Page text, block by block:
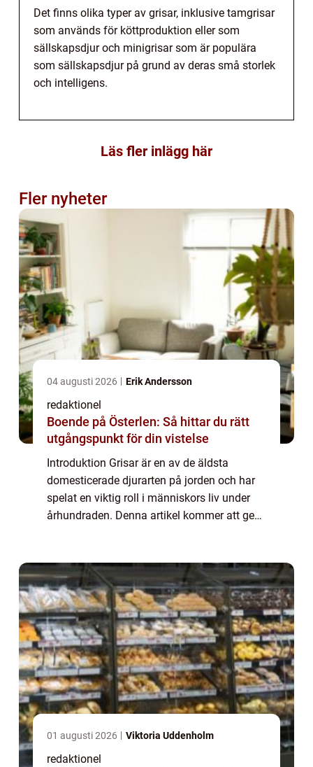
Det finns olika typer av grisar, inklusive tamgrisar
som används för köttproduktion eller som
sällskapsdjur och minigrisar som är populära
som sällskapsdjur på grund av deras små storlek
och intelligens.
Läs fler inlägg här
Fler nyheter
04 augusti 2026 Erik Andersson
redaktionel
Boende på Österlen: Så hittar du rätt
utgångspunkt för din vistelse
Introduktion Grisar är en av de äldsta
domesticerade djurarten på jorden och har
spelat en viktig roll i människors liv under
århundraden. Denna artikel kommer att ge
01 augusti 2026 Viktoria Uddenholm
redaktionel